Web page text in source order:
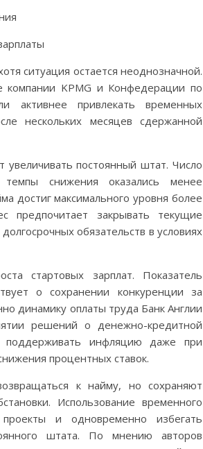
ситуация остается неоднозначной.
компании KPMG и Конфедерации по
активнее привлекать временных
нескольких месяцев сдержанной
постоянный штат. Число
темпы снижения оказались менее
достиг максимального уровня более
закрывать текущие
обязательств в условиях
стартовых зарплат. Показатель
о сохранении конкуренции за
динамику оплаты труда Банк Англии
решений о денежно-кредитной
поддерживать инфляцию даже при
процентных ставок.
к найму, но сохраняют
Использование временного
и одновременно избегать
штата. По мнению авторов